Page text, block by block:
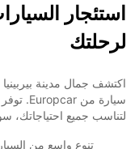
استئجار
لرحلتك
اكتشف جمال مدينة
لتناسب جميع احتياجاتك،
تنوع واسع من